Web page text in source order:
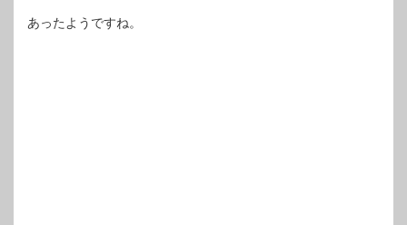
あったようですね。